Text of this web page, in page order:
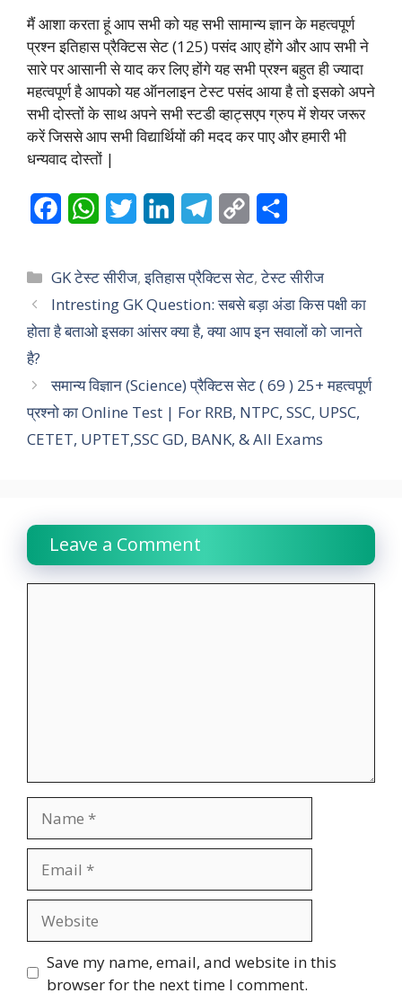
मैं आशा करता हूं आप सभी को यह सभी सामान्य ज्ञान के महत्वपूर्ण
प्रश्न इतिहास प्रैक्टिस सेट (125) पसंद आए होंगे और आप सभी ने
सारे पर आसानी से याद कर लिए होंगे यह सभी प्रश्न बहुत ही ज्यादा
महत्वपूर्ण है आपको यह ऑनलाइन टेस्ट पसंद आया है तो इसको अपने
सभी दोस्तों के साथ अपने सभी स्टडी व्हाट्सएप ग्रुप में शेयर जरूर
करें जिससे आप सभी विद्यार्थियों की मदद कर पाए और हमारी भी
धन्यवाद दोस्तों |
c
e
b
o
k
W
a
t
s
p
p
i
t
t
r
n
k
e
I
n
l
e
g
a
m
p
y
L
n
k
a
r
e
Categories
GK टेस्ट सीरीज,इतिहास प्रैक्टिस सेट,टेस्ट सीरीज
Intresting GK Question: सबसे बड़ा अंडा किस पक्षी का
होता है बताओ इसका आंसर क्‍या है, क्या आप इन सवालों को जानते
है?
समान्य विज्ञान (Science) प्रैक्टिस सेट ( 69 ) 25+ महत्वपूर्ण
प्रश्नो का Online Test | For RRB, NTPC, SSC, UPSC,
CETET, UPTET,SSC GD, BANK, & All Exams
Leave a Comment
Save my name, email, and website in this
browser for the next time I comment.